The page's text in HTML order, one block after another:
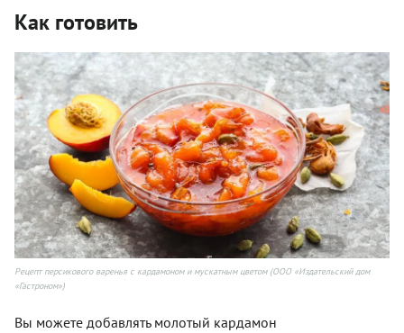
Как готовить
Рецепт персикового варенья с кардамоном и мускатным цветом (ООО «Издательский дом
«Гастроном»)
Вы можете добавлять молотый кардамон